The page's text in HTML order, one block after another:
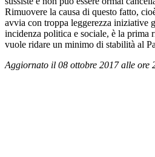
Rimuovere la causa di questo fatto,
avvia con troppa leggerezza iniziative
incidenza politica e sociale, è la prima
vuole ridare un minimo di stabilità al
Aggiornato il 08 ottobre 2017 alle ore